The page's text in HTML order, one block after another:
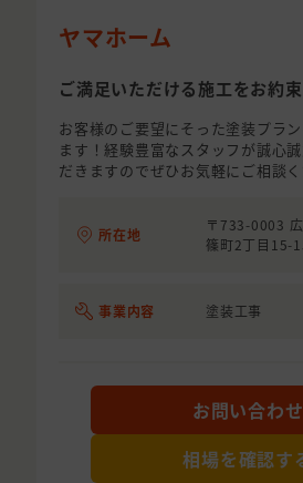
ヤマホーム
ご満足いただける施工をお約束
お客様のご要望にそった塗装プラ
ます！経験豊富なスタッフが誠心
だきますのでぜひお気軽にご相談く
所在地
〒733-0003
篠町2丁目15-
事業内容 塗装工事
お問い合わせ
相場を確認す